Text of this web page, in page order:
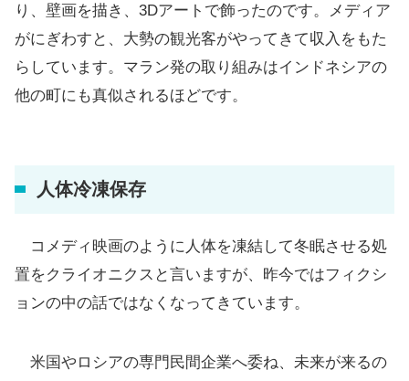
り、壁画を描き、3Dアートで飾ったのです。メディア
がにぎわすと、大勢の観光客がやってきて収入をもた
らしています。マラン発の取り組みはインドネシアの
他の町にも真似されるほどです。
人体冷凍保存
コメディ映画のように人体を凍結して冬眠させる処
置をクライオニクスと言いますが、昨今ではフィクシ
ョンの中の話ではなくなってきています。
米国やロシアの専門民間企業へ委ね、未来が来るの